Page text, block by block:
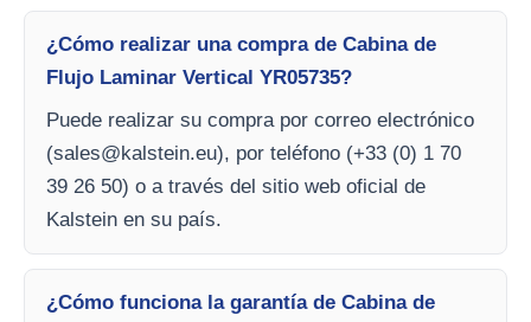
¿Cómo realizar una compra de Cabina de
Flujo Laminar Vertical YR05735?
Puede realizar su compra por correo electrónico
(sales@kalstein.eu), por teléfono (+33 (0) 1 70
39 26 50) o a través del sitio web oficial de
Kalstein en su país.
¿Cómo funciona la garantía de Cabina de